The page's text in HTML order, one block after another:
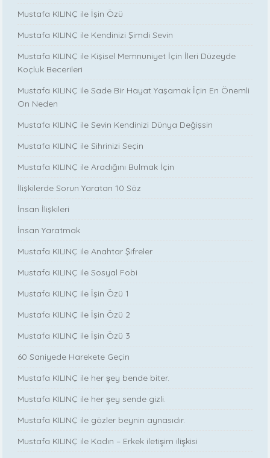
Mustafa KILINÇ ile İşin Özü
Mustafa KILINÇ ile Kendinizi Şimdi Sevin
Mustafa KILINÇ ile Kişisel Memnuniyet İçin İleri Düzeyde
Koçluk Becerileri
Mustafa KILINÇ ile Sade Bir Hayat Yaşamak İçin En Önemli
On Neden
Mustafa KILINÇ ile Sevin Kendinizi Dünya Değişsin
Mustafa KILINÇ ile Sihrinizi Seçin
Mustafa KILINÇ ile Aradığını Bulmak İçin
İlişkilerde Sorun Yaratan 10 Söz
İnsan İlişkileri
İnsan Yaratmak
Mustafa KILINÇ ile Anahtar Şifreler
Mustafa KILINÇ ile Sosyal Fobi
Mustafa KILINÇ ile İşin Özü 1
Mustafa KILINÇ ile İşin Özü 2
Mustafa KILINÇ ile İşin Özü 3
60 Saniyede Harekete Geçin
Mustafa KILINÇ ile her şey bende biter.
Mustafa KILINÇ ile her şey sende gizli.
Mustafa KILINÇ ile gözler beynin aynasıdır.
Mustafa KILINÇ ile Kadın – Erkek iletişim ilişkisi